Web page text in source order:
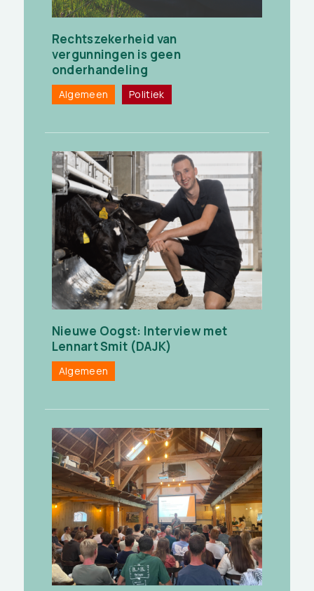
Rechtszekerheid van
vergunningen is geen
onderhandeling
Algemeen Politiek
Nieuwe Oogst: Interview met
Lennart Smit (DAJK)
Algemeen